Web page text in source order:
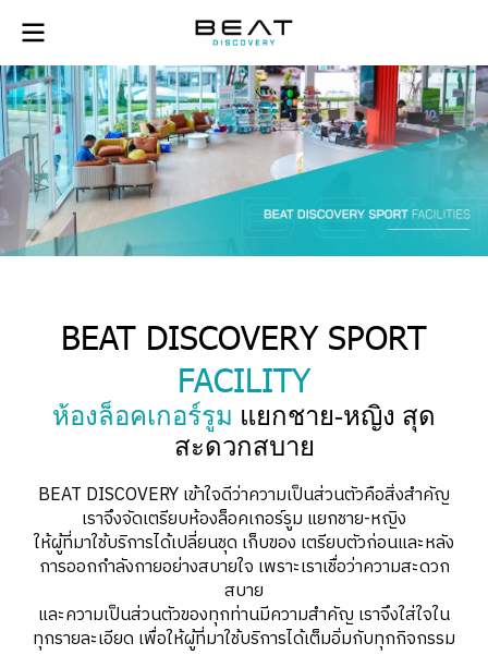
BEAT DISCOVERY SPORT
FACILITY
ห้องล็อคเกอร์รูม แยกชาย-หญิง สุด
สะดวกสบาย
BEAT DISCOVERY เข้าใจดีว่าความเป็นส่วนตัวคือสิ่งสำคัญ
เราจึงจัดเตรียบห้องล็อคเกอร์รูม แยกชาย-หญิง
ให้ผู้ที่มาใช้บริการได้เปลี่ยนชุด เก็บของ เตรียบตัวก่อนและหลัง
การออกกำลังกายอย่างสบายใจ เพราะเราเชื่อว่าความสะดวก
สบาย
และความเป็นส่วนตัวของทุกท่านมีความสำคัญ เราจึงใส่ใจใน
ทุกรายละเอียด เพื่อให้ผู้ที่มาใช้บริการได้เต็มอิ่มกับทุกกิจกรรม